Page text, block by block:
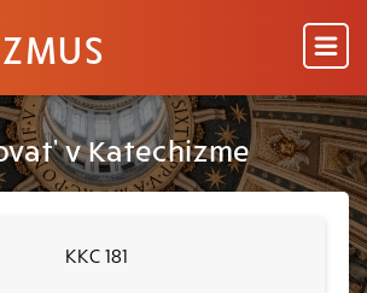
v Katechizme
KKC 181